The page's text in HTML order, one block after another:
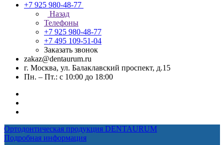
+7 925 980-48-77
Назад
Телефоны
+7 925 980-48-77
+7 495 109-51-04
Заказать звонок
zakaz@dentaurum.ru
г. Москва, ул. Балаклавский проспект, д.15
Пн. – Пт.: с 10:00 до 18:00
Ортодонтическая продукция DENTAURUM
Подробная информация